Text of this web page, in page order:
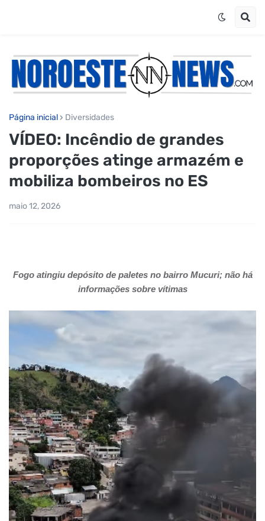
Página inicial Diversidades
VÍDEO: Incêndio de grandes
proporções atinge armazém e
mobiliza bombeiros no ES
maio 12, 2026
Fogo atingiu depósito de paletes no bairro Mucuri; não há
informações sobre vítimas